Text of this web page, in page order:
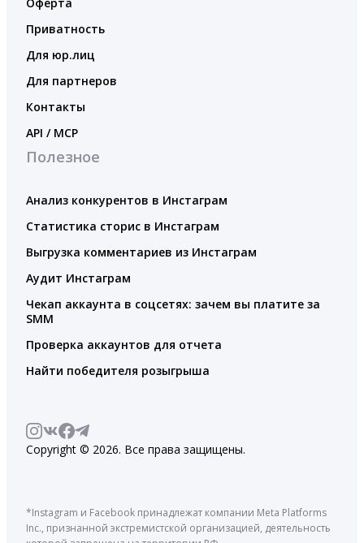
Приватность
Для юр.лиц
Для партнеров
Контакты
API / MCP
Полезное
Анализ конкурентов в Инстаграм
Статистика сторис в Инстаграм
Выгрузка комментариев из Инстаграм
Аудит Инстаграм
Чекап аккаунта в соцсетях: зачем вы платите за
SMM
Проверка аккаунтов для отчета
Найти победителя розыгрыша
Copyright © 2026. Все права защищены.
*Instagram и Facebook принадлежат компании Meta Platforms
Inc., признанной экстремистской организацией, деятельность